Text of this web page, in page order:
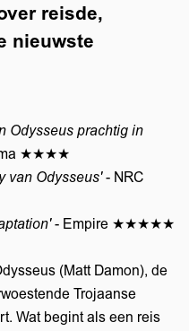
reisde,
nieuwste
Odysseus prachtig in
★★★★
van Odysseus'- NRC
- Empire ★★★★★
(Matt Damon), de
Trojaanse
Wat begint als een reis